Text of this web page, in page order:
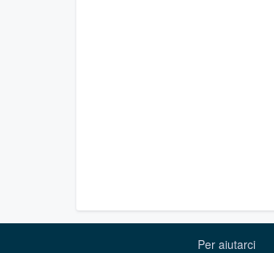
Per aiutarci